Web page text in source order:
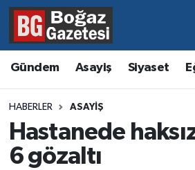
Gündem Asayiş Siyaset
HABERLER ASAYIŞ
Hastanede
6 gözaltı
Asayiş
Eğitim
Ekonomi
Gündem
Hava Durumu
Trafik Durumu
Süper Lig Puan Durumu ve
Tüm Manşetler